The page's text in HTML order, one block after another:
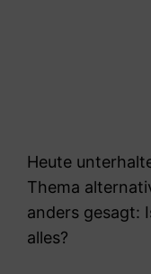
Heute
Thema
anders gesagt:
alles?